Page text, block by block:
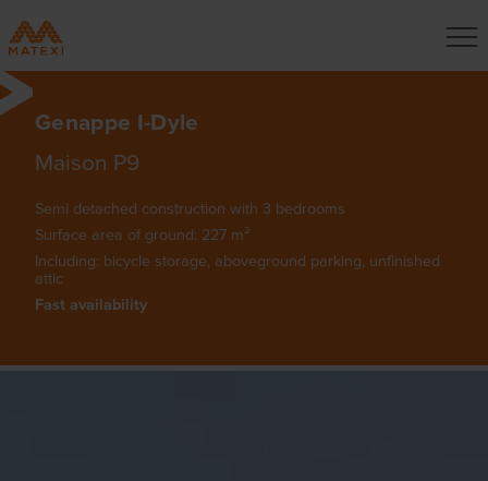
Genappe I-Dyle
Maison P9
Semi detached construction with 3 bedrooms
Surface area of ground: 227 m²
Including: bicycle storage, aboveground parking, unfinished
attic
Fast availability